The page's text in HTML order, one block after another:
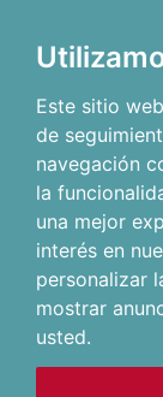
Este sitio
de
navegación
la
una mejor
interés en
personalizar
mostrar
usted.